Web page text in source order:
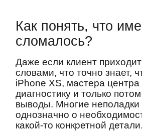
Как понять, что
сломалось?
Даже если клиент
словами, что точно знает,
iPhone XS, мастера центра
диагностику и только
выводы. Многие неполадки
однозначно о
какой-то конкретной детали.